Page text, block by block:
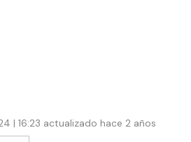
| 16:23 actualizado hace 2 años